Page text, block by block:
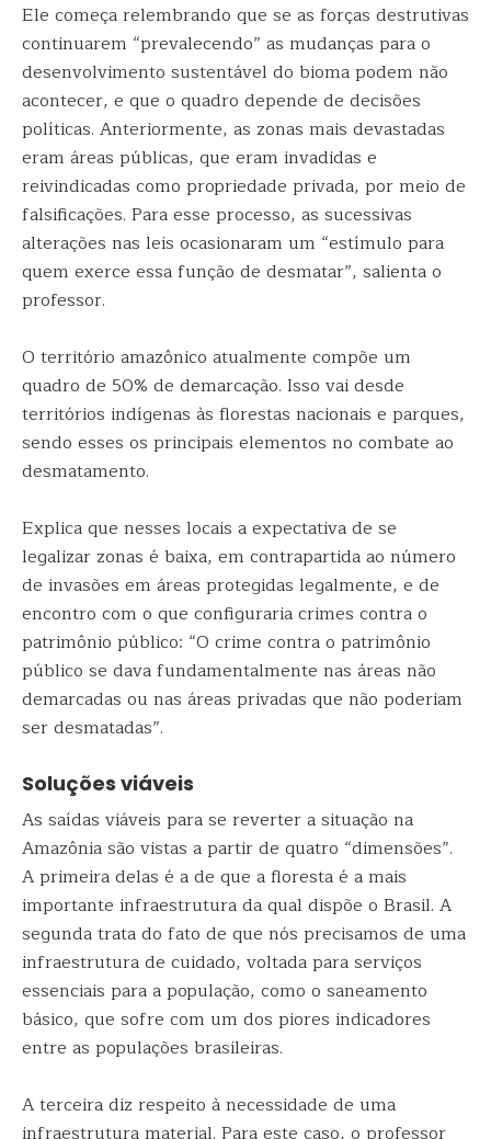
Ele começa relembrando que se as forças destrutivas
continuarem “prevalecendo” as mudanças para o
desenvolvimento sustentável do bioma podem não
acontecer, e que o quadro depende de decisões
políticas. Anteriormente, as zonas mais devastadas
eram áreas públicas, que eram invadidas e
reivindicadas como propriedade privada, por meio de
falsificações. Para esse processo, as sucessivas
alterações nas leis ocasionaram um “estímulo para
quem exerce essa função de desmatar”, salienta o
professor.
O território amazônico atualmente compõe um
quadro de 50% de demarcação. Isso vai desde
territórios indígenas às florestas nacionais e parques,
sendo esses os principais elementos no combate ao
desmatamento.
Explica que nesses locais a expectativa de se
legalizar zonas é baixa, em contrapartida ao número
de invasões em áreas protegidas legalmente, e de
encontro com o que configuraria crimes contra o
patrimônio público: “O crime contra o patrimônio
público se dava fundamentalmente nas áreas não
demarcadas ou nas áreas privadas que não poderiam
ser desmatadas”.
Soluções viáveis
As saídas viáveis para se reverter a situação na
Amazônia são vistas a partir de quatro “dimensões”.
A primeira delas é a de que a floresta é a mais
importante infraestrutura da qual dispõe o Brasil. A
segunda trata do fato de que nós precisamos de uma
infraestrutura de cuidado, voltada para serviços
essenciais para a população, como o saneamento
básico, que sofre com um dos piores indicadores
entre as populações brasileiras.
A terceira diz respeito à necessidade de uma